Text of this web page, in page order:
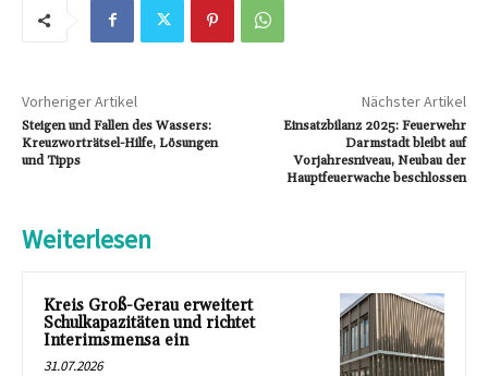
Vorheriger Artikel
Steigen und Fallen des Wassers:
Kreuzworträtsel-Hilfe, Lösungen
und Tipps
Nächster Artikel
Einsatzbilanz 2025: Feuerwehr
Darmstadt bleibt auf
Vorjahresniveau, Neubau der
Hauptfeuerwache beschlossen
Weiterlesen
Kreis Groß-Gerau erweitert
Schulkapazitäten und richtet
Interimsmensa ein
31.07.2026